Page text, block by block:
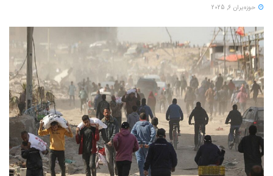
حوزه‌یران 6, 2025